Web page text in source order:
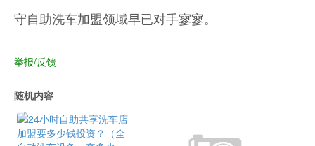
守自助洗车加盟领域早已对手寥寥。
举报/反馈
随机内容